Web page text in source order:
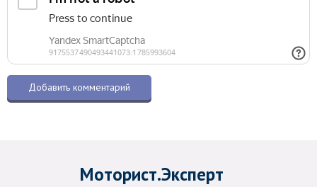
Моторист.Эксперт